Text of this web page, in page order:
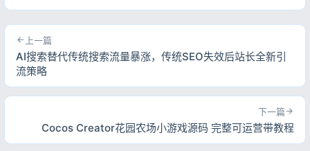
上一篇
AI搜索替代传统搜索流量暴涨，传统SEO失效后站长全新引
流策略
下一篇
Cocos Creator花园农场小游戏源码 完整可运营带教程